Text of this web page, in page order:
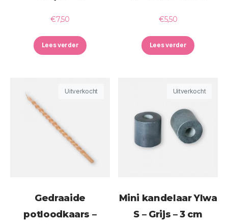
€7,50
Lees verder
€5,50
Lees verder
Uitverkocht
Gedraaide
potloodkaars –
Uitverkocht
Mini kandelaar Ylwa
S – Grijs – 3 cm